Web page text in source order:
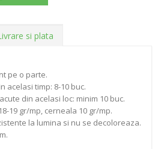
si plata
pe o parte.
acelasi timp: 8-10 buc.
din acelasi loc: minim 10 buc.
19 gr/mp, cerneala 10 gr/mp.
la lumina si nu se decoloreaza.